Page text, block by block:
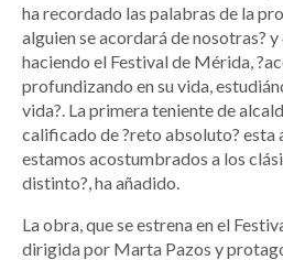
ha recordado las palabras de la
alguien se acordará de nosotras? y
haciendo el Festival de Mérida,
profundizando en su vida,
vida?. La primera teniente de
calificado de ?reto absoluto? esta
estamos acostumbrados a los
distinto?, ha añadido.
La obra, que se estrena en el
dirigida por Marta Pazos y